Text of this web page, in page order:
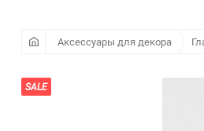
Аксессуары для декора
SALE